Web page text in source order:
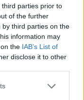
parties prior to
of the further
third parties on the
information may
the IAB’s List of
disclose it to other